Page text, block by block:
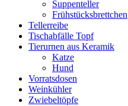
Suppenteller
Frühstücksbrettchen
Tellerreibe
Tischabfälle Topf
Tierurnen aus Keramik
Katze
Hund
Vorratsdosen
Weinkühler
Zwiebeltöpfe